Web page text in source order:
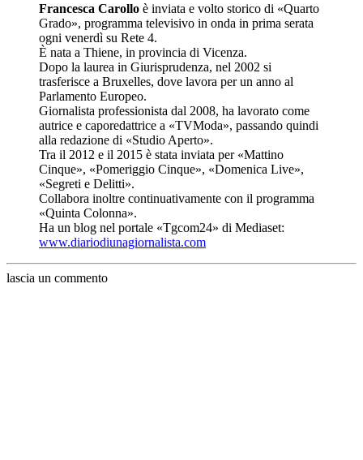
Francesca Carollo è inviata e volto storico di «Quarto
Grado», programma televisivo in onda in prima serata
ogni venerdì su Rete 4.
È nata a Thiene, in provincia di Vicenza.
Dopo la laurea in Giurisprudenza, nel 2002 si
trasferisce a Bruxelles, dove lavora per un anno al
Parlamento Europeo.
Giornalista professionista dal 2008, ha lavorato come
autrice e caporedattrice a «TVModa», passando quindi
alla redazione di «Studio Aperto».
Tra il 2012 e il 2015 è stata inviata per «Mattino
Cinque», «Pomeriggio Cinque», «Domenica Live»,
«Segreti e Delitti».
Collabora inoltre continuativamente con il programma
«Quinta Colonna».
Ha un blog nel portale «Tgcom24» di Mediaset:
www.diariodiunagiornalista.com
lascia un commento